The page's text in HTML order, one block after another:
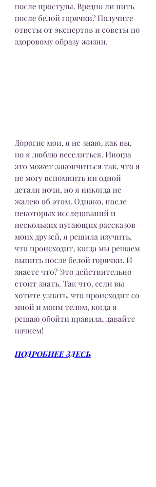
после простуды. Вредно ли пить
после белой горячки? Получите
ответы от экспертов и советы по
здоровому образу жизни.
Дорогие мои, я не знаю, как вы,
но я люблю веселиться. Иногда
это может закончиться так, что я
не могу вспомнить ни одной
детали ночи, но я никогда не
жалею об этом. Однако, после
некоторых исследований и
нескольких пугающих рассказов
моих друзей, я решила изучить,
что происходит, когда мы решаем
выпить после белой горячки. И
знаете что? Это действительно
стоит знать. Так что, если вы
хотите узнать, что происходит со
мной и моим телом, когда я
решаю обойти правила, давайте
начнем!
ПОДРОБНЕЕ ЗДЕСЬ